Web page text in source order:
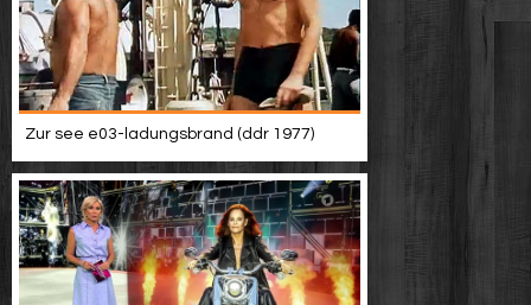
Zur see e03-ladungsbrand (ddr 1977)